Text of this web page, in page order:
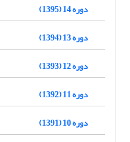
دوره 14 (1395)
دوره 13 (1394)
دوره 12 (1393)
دوره 11 (1392)
دوره 10 (1391)